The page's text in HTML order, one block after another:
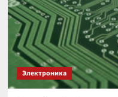
процессоров
в
SFF-
системах
Электроника